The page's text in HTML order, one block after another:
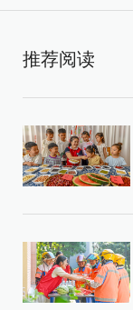
推荐阅读